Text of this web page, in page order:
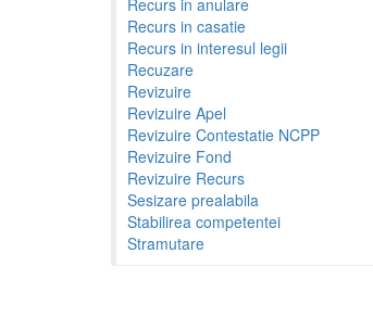
Recurs in casatie
Recurs in interesul legii
Recuzare
Revizuire
Revizuire Apel
Revizuire Contestatie NCPP
Revizuire Fond
Revizuire Recurs
Sesizare prealabila
Stabilirea competentei
Stramutare